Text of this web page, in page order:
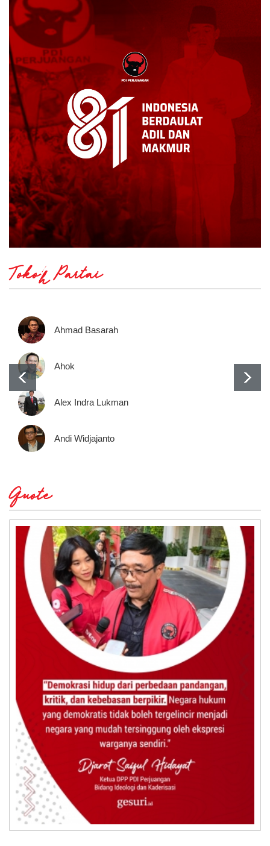
Tokoh Partai
Ahmad Basarah
Ahok
Alex Indra Lukman
Andi Widjajanto
Quote